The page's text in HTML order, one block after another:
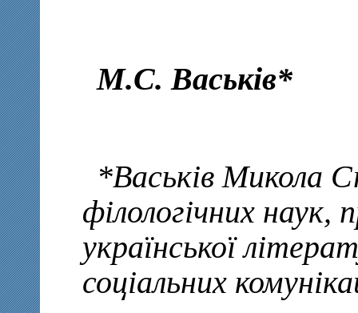
М.С. Васьків*
*Васьків Микола
філологічних наук,
української
соціальних